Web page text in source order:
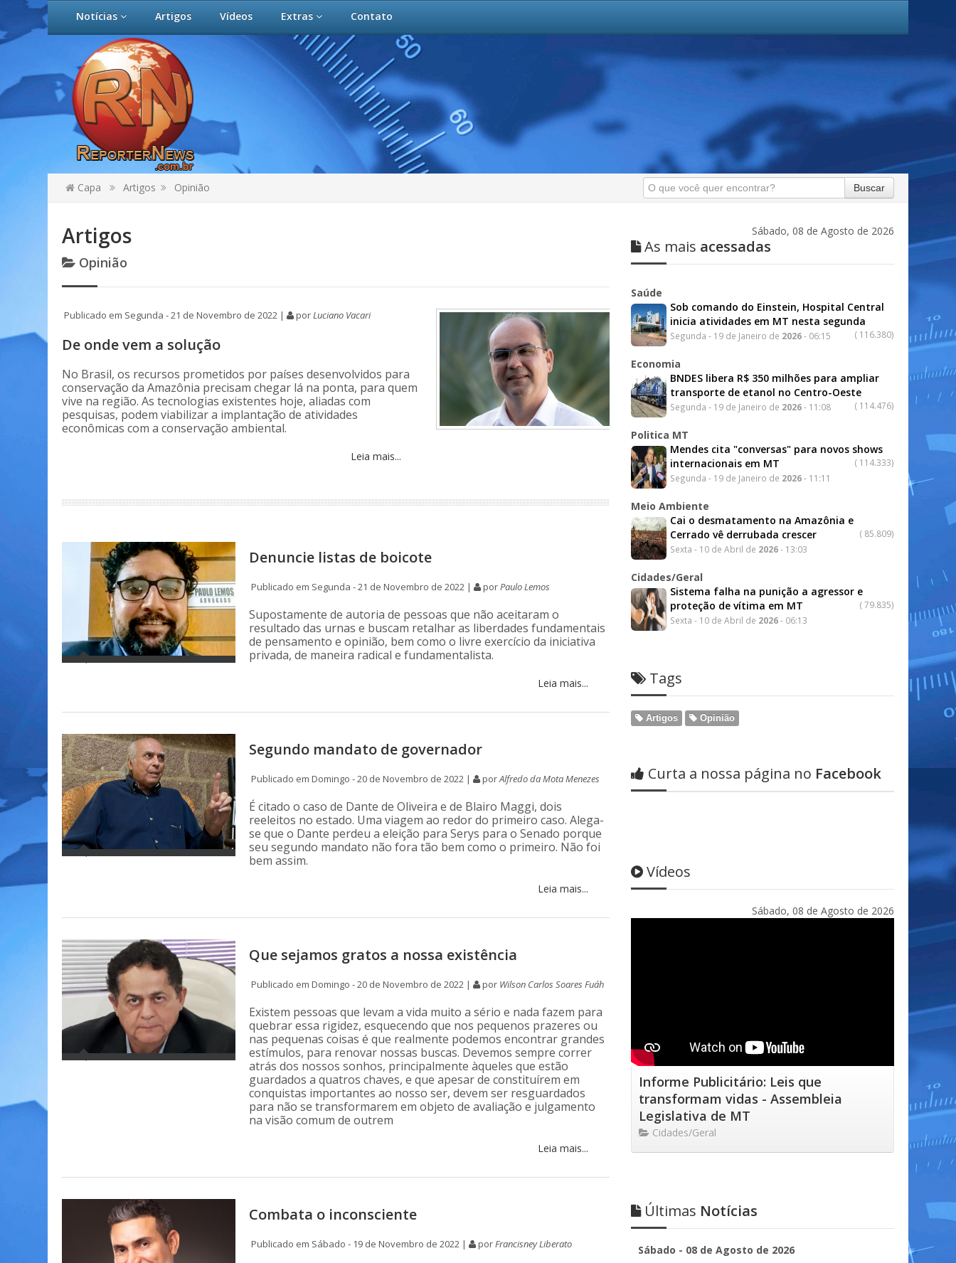
Notícias Artigos Vídeos Extras Contato
Capa Artigos Opinião Buscar
Artigos
Opinião
Publicado em Segunda - 21 de Novembro de 2022 | porLuciano Vacari
De onde vem a solução
No Brasil, os recursos prometidos por países desenvolvidos para
conservação da Amazônia precisam chegar lá na ponta, para quem
vive na região. As tecnologias existentes hoje, aliadas com
pesquisas, podem viabilizar a implantação de atividades
econômicas com a conservação ambiental.
Leia mais...
Denuncie listas de boicote
Publicado em Segunda - 21 de Novembro de 2022 | porPaulo Lemos
Supostamente de autoria de pessoas que não aceitaram o
resultado das urnas e buscam retalhar as liberdades fundamentais
de pensamento e opinião, bem como o livre exercício da iniciativa
privada, de maneira radical e fundamentalista.
Leia mais...
Segundo mandato de governador
Publicado em Domingo - 20 de Novembro de 2022 | porAlfredo da Mota Menezes
É citado o caso de Dante de Oliveira e de Blairo Maggi, dois
reeleitos no estado. Uma viagem ao redor do primeiro caso. Alega-
se que o Dante perdeu a eleição para Serys para o Senado porque
seu segundo mandato não fora tão bem como o primeiro. Não foi
bem assim.
Leia mais...
Que sejamos gratos a nossa existência
Publicado em Domingo - 20 de Novembro de 2022 | por Wilson Carlos Soares Fuáh
Existem pessoas que levam a vida muito a sério e nada fazem para
quebrar essa rigidez, esquecendo que nos pequenos prazeres ou
nas pequenas coisas é que realmente podemos encontrar grandes
estímulos, para renovar nossas buscas. Devemos sempre correr
atrás dos nossos sonhos, principalmente àqueles que estão
guardados a quatros chaves, e que apesar de constituírem em
conquistas importantes ao nosso ser, devem ser resguardados
para não se transformarem em objeto de avaliação e julgamento
na visão comum de outrem
Leia mais...
Combata o inconsciente
Publicado em Sábado - 19 de Novembro de 2022 | porFrancisney Liberato
Sábado, 08 de Agosto de 2026
As mais acessadas
Saúde
Sob comando do Einstein, Hospital Central
inicia atividades em MT nesta segunda
( 116.380)
Segunda - 19 de Janeiro de 2026- 06:15
Economia
BNDES libera R$ 350 milhões para ampliar
transporte de etanol no Centro-Oeste
( 114.476)
Segunda - 19 de Janeiro de 2026- 11:08
Politica MT
Mendes cita "conversas" para novos shows
internacionais em MT
( 114.333)
Segunda - 19 de Janeiro de 2026- 11:11
Meio Ambiente
Cai o desmatamento na Amazônia e
Cerrado vê derrubada crescer
( 85.809)
Sexta - 10 de Abril de 2026- 13:03
Cidades/Geral
Sistema falha na punição a agressor e
proteção de vítima em MT
(79.835)
Sexta - 10 de Abril de 2026- 06:13
Tags
Artigos Opinião
Curta a nossa página no Facebook
Vídeos
Sábado, 08 de Agosto de 2026
Informe Publicitário: Leis que
transformam vidas - Assembleia
Legislativa de MT
Cidades/Geral
Últimas Notícias
Sábado - 08 de Agosto de 2026